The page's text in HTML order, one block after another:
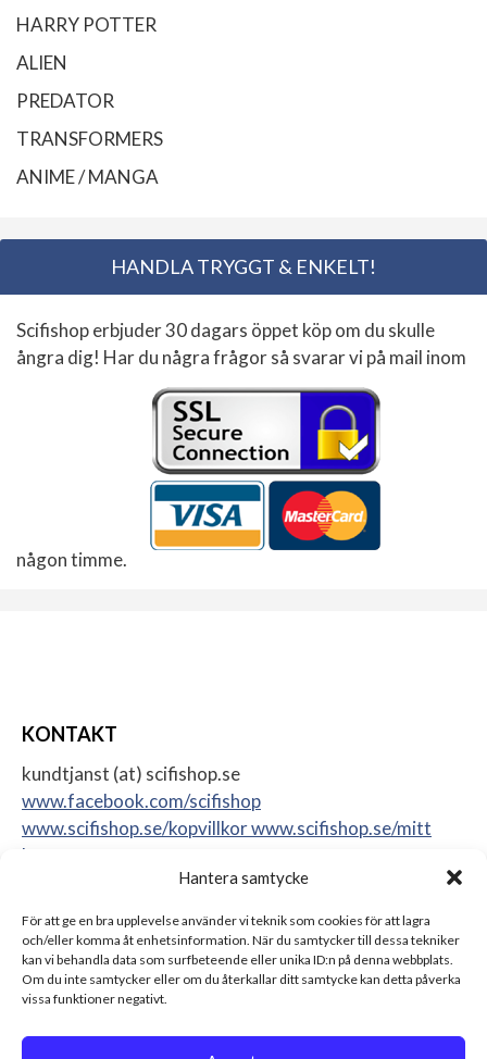
Hantera samtycke
För att ge en bra upplevelse använder vi teknik som cookies för att lagra
och/eller komma åt enhetsinformation. När du samtycker till dessa tekniker
kan vi behandla data som surfbeteende eller unika ID:n på denna webbplats.
Om du inte samtycker eller om du återkallar ditt samtycke kan detta påverka
vissa funktioner negativt.
HARRY POTTER
ALIEN
PREDATOR
TRANSFORMERS
ANIME / MANGA
HANDLA TRYGGT & ENKELT!
Scifishop erbjuder 30 dagars öppet köp om du skulle
ångra dig! Har du några frågor så svarar vi på mail inom
någon timme.
KONTAKT
kundtjanst (at) scifishop.se
www.facebook.com/scifishop
www.scifishop.se/kopvillkorwww.scifishop.se/mitt
konto
17562 Järfälla
Sweden